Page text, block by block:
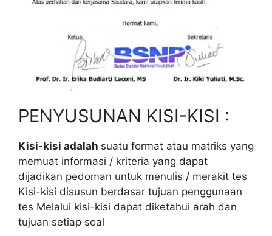
PENYUSUNAN KISI-KISI :
Kisi-kisi adalah suatu format atau matriks yang
memuat informasi / kriteria yang dapat
dijadikan pedoman untuk menulis / merakit tes
Kisi-kisi disusun berdasar tujuan penggunaan
tes Melalui kisi-kisi dapat diketahui arah dan
tujuan setiap soal